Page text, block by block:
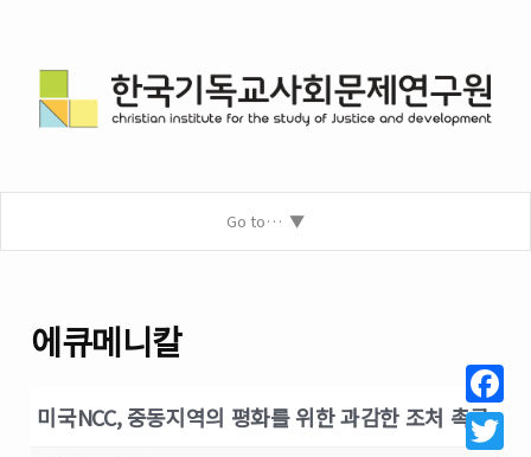
Go to…
에큐메니칼
미국NCC, 중동지역의 평화를 위한 과감한 조처 촉구